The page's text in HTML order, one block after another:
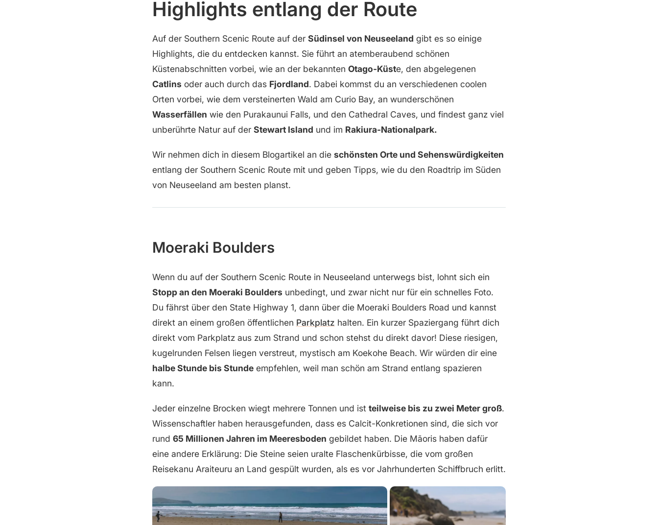
Highlights entlang der Route
Auf der Southern Scenic Route auf der Südinsel von Neuseeland gibt es so einige
Highlights, die du entdecken kannst. Sie führt an atemberaubend schönen
Küstenabschnitten vorbei, wie an der bekannten Otago-Küste, den abgelegenen
Catlins oder auch durch das Fjordland. Dabei kommst du an verschiedenen coolen
Orten vorbei, wie dem versteinerten Wald am Curio Bay, an wunderschönen
Wasserfällen wie den Purakaunui Falls, und den Cathedral Caves, und findest ganz viel
unberührte Natur auf der Stewart Island und im Rakiura-Nationalpark.
Wir nehmen dich in diesem Blogartikel an die schönsten Orte und Sehenswürdigkeiten
entlang der Southern Scenic Route mit und geben Tipps, wie du den Roadtrip im Süden
von Neuseeland am besten planst.
Moeraki Boulders
Wenn du auf der Southern Scenic Route in Neuseeland unterwegs bist, lohnt sich ein
Stopp an den Moeraki Boulders unbedingt, und zwar nicht nur für ein schnelles Foto.
Du fährst über den State Highway 1, dann über die Moeraki Boulders Road und kannst
direkt an einem großen öffentlichen Parkplatz halten. Ein kurzer Spaziergang führt dich
direkt vom Parkplatz aus zum Strand und schon stehst du direkt davor! Diese riesigen,
kugelrunden Felsen liegen verstreut, mystisch am Koekohe Beach. Wir würden dir eine
halbe Stunde bis Stundeempfehlen, weil man schön am Strand entlang spazieren
kann.
Jeder einzelne Brocken wiegt mehrere Tonnen und ist teilweise bis zu zwei Meter groß.
Wissenschaftler haben herausgefunden, dass es Calcit-Konkretionen sind, die sich vor
rund 65 Millionen Jahren im Meeresboden gebildet haben. Die Māoris haben dafür
eine andere Erklärung: Die Steine seien uralte Flaschenkürbisse, die vom großen
Reisekanu Araiteuru an Land gespült wurden, als es vor Jahrhunderten Schiffbruch erlitt.